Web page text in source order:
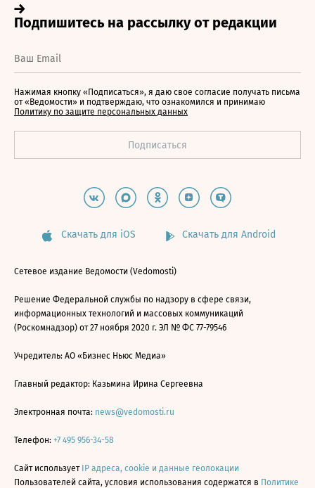
Нажимая кнопку «Подписаться», я даю свое согласие получать письма
от «Ведомости» и подтверждаю, что ознакомился и принимаю
Политику по защите персональных данных
Скачать для iOS Скачать для Android
Сетевое издание Ведомости (Vedomosti)
Решение Федеральной службы по надзору в сфере связи,
информационных технологий и массовых коммуникаций
(Роскомнадзор) от 27 ноября 2020 г. ЭЛ № ФС 77-79546
Учредитель: АО «Бизнес Ньюс Медиа»
Главный редактор: Казьмина Ирина Сергеевна
Электронная почта: news@vedomosti.ru
Телефон: +7 495 956-34-58
Сайт использует IP адреса, cookie и данные геолокации
Пользователей сайта, условия использования содержатся в Политике